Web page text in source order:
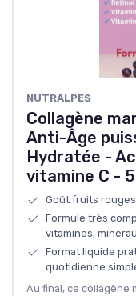
NUTRALPES
Collagène
Anti-Âge
Hydratée -
vitamine C -
Goût fruits
Formule très
vitamines,
Format liquide
quotidienne
Au final, ce collagène